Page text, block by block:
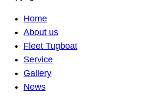
Home
About us
Fleet Tugboat
Service
Gallery
News